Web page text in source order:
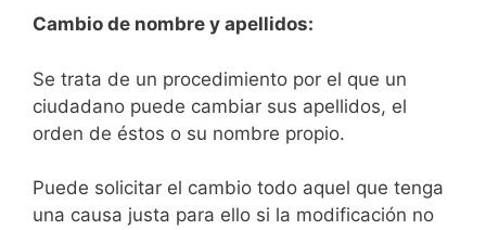
Cambio de nombre y apellidos:
Se trata de un procedimiento por el que un
ciudadano puede cambiar sus apellidos, el
orden de éstos o su nombre propio.
Puede solicitar el cambio todo aquel que tenga
una causa justa para ello si la modificación no